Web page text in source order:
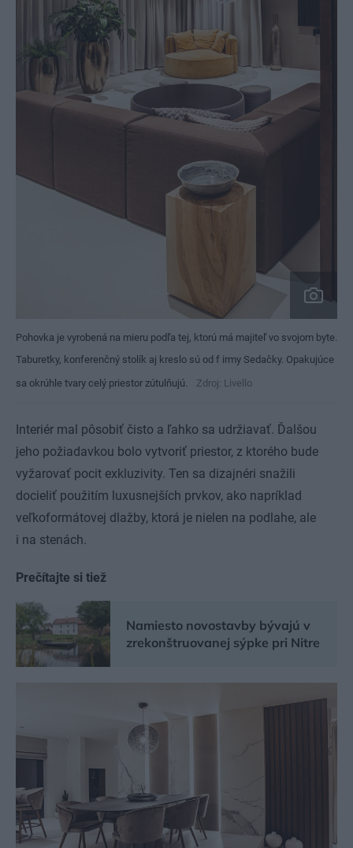
Pohovka je vyrobená na mieru podľa tej, ktorú má majiteľ vo svojom byte.
Taburetky, konferenčný stolík aj kreslo sú od f irmy Sedačky. Opakujúce
sa okrúhle tvary celý priestor zútulňujú.
Zdroj: Livello
Interiér mal pôsobiť čisto a ľahko sa udržiavať. Ďalšou
jeho požiadavkou bolo vytvoriť priestor, z ktorého bude
vyžarovať pocit exkluzivity. Ten sa dizajnéri snažili
docieliť použitím luxusnejších prvkov, ako napríklad
veľkoformátovej dlažby, ktorá je nielen na podlahe, ale
i na stenách.
Prečítajte si tiež
Namiesto novostavby bývajú v
zrekonštruovanej sýpke pri Nitre